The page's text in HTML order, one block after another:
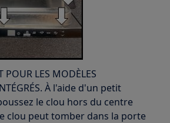
LES MODÈLES
À l'aide d'un petit
le clou hors du centre
clou peut tomber dans la porte